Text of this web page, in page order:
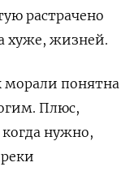
растрачено
хуже, жизней.
морали понятна
Плюс,
нужно,